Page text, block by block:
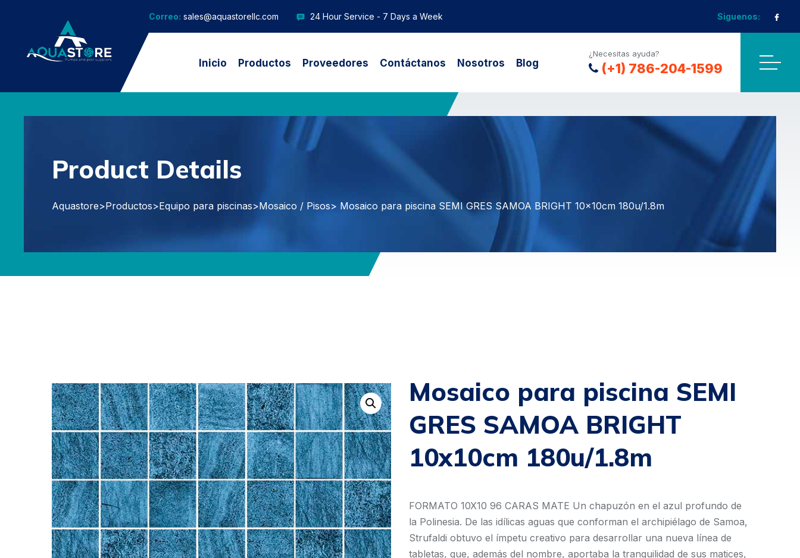
Correo: sales@aquastorellc.com 24 Hour Service - 7 Days a Week Siguenos:
Inicio Productos Proveedores Contáctanos Nosotros Blog
¿Necesitas ayuda?
(+1) 786-204-1599
Product Details
Aquastore>Productos>Equipo para piscinas>Mosaico / Pisos> Mosaico para piscina SEMI GRES SAMOA BRIGHT 10x10cm 180u/1.8m
Mosaico para piscina SEMI
GRES SAMOA BRIGHT
10x10cm 180u/1.8m
FORMATO 10X10 96 CARAS MATE Un chapuzón en el azul profundo de
la Polinesia. De las idílicas aguas que conforman el archipiélago de Samoa,
Strufaldi obtuvo el ímpetu creativo para desarrollar una nueva línea de
tabletas, que, además del nombre, aportaba la tranquilidad de sus matices,